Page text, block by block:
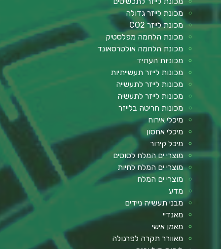
מכונת לייזר גדולה
מכונת לייזר CO2
מכונת הלחמה מפלסטיק
מכונת הלחמה אולטרסאונד
מכוניות העתיד
מכונות לייזר תעשייתיות
מכונות לייזר לתעשייה
מכונות לייזר לתעשיה
מכונות חריטה בלייזר
מיכלי אירוח
מיכלי אחסון
מיכל קירור
מוצרי ים המלח לסוסים
מוצרי ים המלח לחיות
מוצרי ים המלח
מדע
מבני תעשייה ניידים
מאנדיי
מאמן אישי
מאוורר תקרה לפרגולה